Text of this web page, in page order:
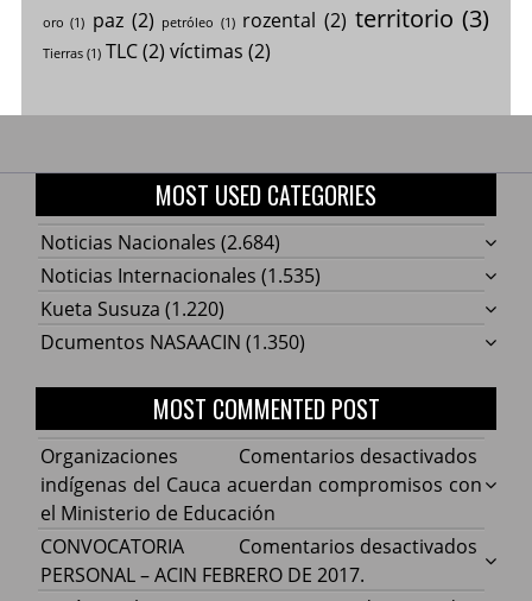
oro (1) paz (2) petróleo (1) rozental (2) territorio (3)
Tierras(1) TLC(2) víctimas (2)
MOST USED CATEGORIES
Noticias Nacionales (2.684)
Noticias Internacionales (1.535)
Kueta Susuza (1.220)
Dcumentos NASAACIN (1.350)
MOST COMMENTED POST
Comentarios desactivados
Cauca
Organizaciones
indígenas del Cauca acuerdan compromisos con
el Ministerio de Educación
Comentarios desactivados
CONVOCATORIA
PERSONAL – ACIN FEBRERO DE 2017.